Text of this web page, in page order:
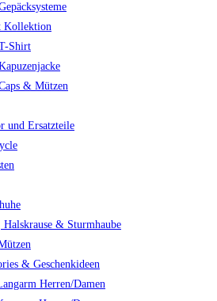
Kollektion
Shirt
& Mützen
und Ersatzteile
Halskrause & Sturmhaube
& Geschenkideen
Herren/Damen